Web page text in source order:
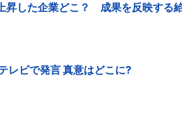
昇した企業どこ？ 成果を反映する
レビで発言 真意はどこに?